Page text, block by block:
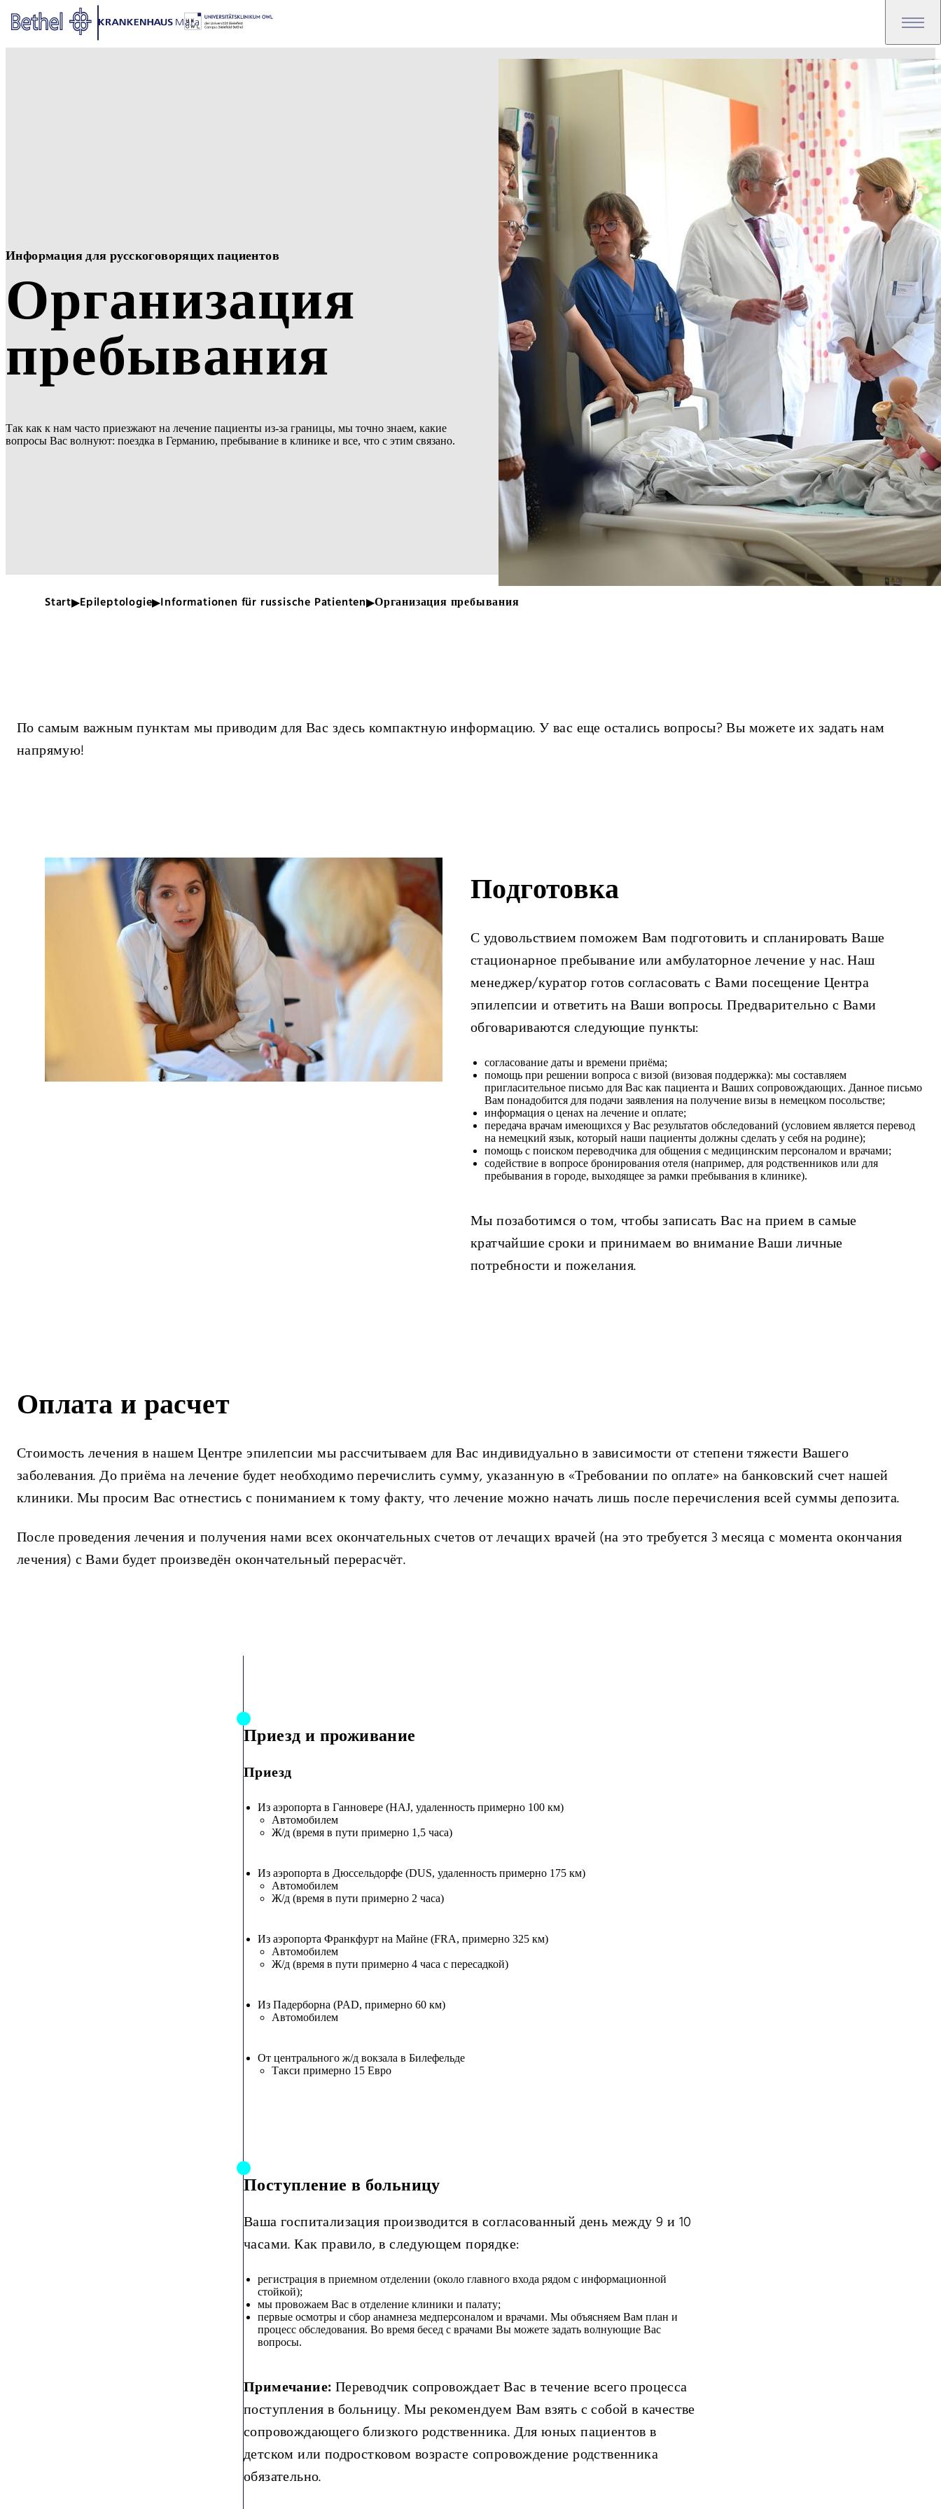
Zum Hauptinhalt springen
Zur Fußzeile springen
Информация для русскоговорящих пациентов
Организация
пребывания
Так как к нам часто приезжают на лечение пациенты из-за границы, мы точно знаем, какие
вопросы Вас волнуют: поездка в Германию, пребывание в клинике и все, что с этим связано.
Start Epileptologie Informationen für russische Patienten Организация пребывания
По самым важным пунктам мы приводим для Вас здесь компактную информацию. У вас еще остались вопросы? Вы можете их задать нам
напрямую!
Подготовка
С удовольствием поможем Вам подготовить и спланировать Ваше
стационарное пребывание или амбулаторное лечение у нас. Наш
менеджер/куратор готов согласовать с Вами посещение Центра
эпилепсии и ответить на Ваши вопросы. Предварительно с Вами
обговариваются следующие пункты:
согласование даты и времени приёма;
помощь при решении вопроса с визой (визовая поддержка): мы составляем
пригласительное письмо для Вас как пациента и Ваших сопровождающих. Данное письмо
Вам понадобится для подачи заявления на получение визы в немецком посольстве;
информация о ценах на лечение и оплате;
передача врачам имеющихся у Вас результатов обследований (условием является перевод
на немецкий язык, который наши пациенты должны сделать у себя на родине);
помощь с поиском переводчика для общения с медицинским персоналом и врачами;
содействие в вопросе бронирования отеля (например, для родственников или для
пребывания в городе, выходящее за рамки пребывания в клинике).
Мы позаботимся о том, чтобы записать Вас на прием в самые
кратчайшие сроки и принимаем во внимание Ваши личные
потребности и пожелания.
Оплата и расчет
Стоимость лечения в нашем Центре эпилепсии мы рассчитываем для Вас индивидуально в зависимости от степени тяжести Вашего
заболевания. До приёма на лечение будет необходимо перечислить сумму, указанную в «Требовании по оплате» на банковский счет нашей
клиники. Мы просим Вас отнестись с пониманием к тому факту, что лечение можно начать лишь после перечисления всей суммы депозита.
После проведения лечения и получения нами всех окончательных счетов от лечащих врачей (на это требуется 3 месяца с момента окончания
лечения) с Вами будет произведён окончательный перерасчёт.
Приезд и проживание
Приезд
Из аэропорта в Ганновере (HAJ, удаленность примерно 100 км)
Автомобилем
Ж/д (время в пути примерно 1,5 часа)
Из аэропорта в Дюссельдорфе (DUS, удаленность примерно 175 км)
Автомобилем
Ж/д (время в пути примерно 2 часа)
Из аэропорта Франкфурт на Майне (FRA, примерно 325 км)
Автомобилем
Ж/д (время в пути примерно 4 часа с пересадкой)
Из Падерборна (PAD, примерно 60 км)
Автомобилем
От центрального ж/д вокзала в Билефельде
Такси примерно 15 Евро
Поступление в больницу
Ваша госпитализация производится в согласованный день между 9 и 10
часами. Как правило, в следующем порядке:
регистрация в приемном отделении (около главного входа рядом с информационной
стойкой);
мы провожаем Вас в отделение клиники и палату;
первые осмотры и сбор анамнеза медперсоналом и врачами. Мы объясняем Вам план и
процесс обследования. Во время бесед с врачами Вы можете задать волнующие Вас
вопросы.
Примечание:Переводчик сопровождает Вас в течение всего процесса
поступления в больницу. Мы рекомендуем Вам взять с собой в качестве
сопровождающего близкого родственника. Для юных пациентов в
детском или подростковом возрасте сопровождение родственника
обязательно.